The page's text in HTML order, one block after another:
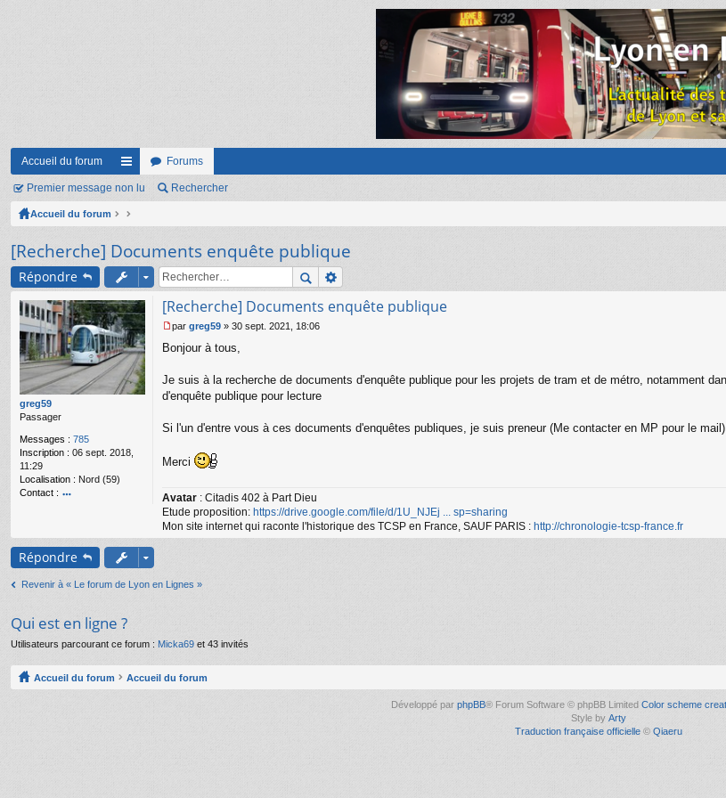
Accueil du forum
ac
co
ci
s
Forums
Premier message non lu Rechercher
Accueil du forum
[Recherche] Documents enquête publique
Répondre
greg59
Passager
Messages : 785
Inscription : 06 sept. 2018,
11:29
Localisation : Nord (59)
Contact :
te
r
e
[Recherche] Documents enquête publique
e
s
g
l
par greg59 » 30 sept. 2021, 18:06
Bonjour à tous,
Je suis à la recherche de documents d'enquête publique pour les projets de tram et de métro, notamment
d'enquête publique pour lecture
Si l'un d'entre vous à ces documents d'enquêtes publiques, je suis preneur (Me contacter en MP pour le mail)
Merci
Avatar : Citadis 402 à Part Dieu
Etude proposition: https://drive.google.com/file/d/1U_NJEj ... sp=sharing
Mon site internet qui raconte l'historique des TCSP en France, SAUF PARIS : http://chronologie-tcsp-france.fr
Répondre
Revenir à « Le forum de Lyon en Lignes »
Qui est en ligne ?
Utilisateurs parcourant ce forum : Micka69 et 43 invités
Accueil du forum Accueil du forum
Développé par phpBB® Forum Software © phpBB Limited Color scheme
Style by Arty
Traduction française officielle © Qiaeru